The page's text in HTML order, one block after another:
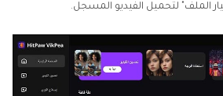
الملف" لتحميل الفيديو المسجل.